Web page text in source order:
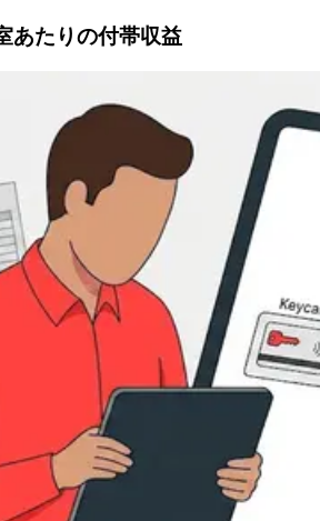
あたりの付帯収益